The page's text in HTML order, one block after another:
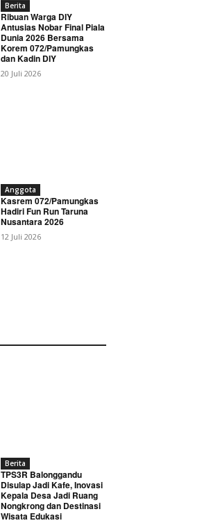
Berita
Ribuan Warga DIY
Antusias Nobar Final Piala
Dunia 2026 Bersama
Korem 072/Pamungkas
dan Kadin DIY
20 Juli 2026
Anggota
Kasrem 072/Pamungkas
Hadiri Fun Run Taruna
Nusantara 2026
12 Juli 2026
Berita
TPS3R Balonggandu
Disulap Jadi Kafe, Inovasi
Kepala Desa Jadi Ruang
Nongkrong dan Destinasi
Wisata Edukasi